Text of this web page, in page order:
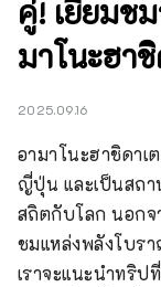
คู่! เยี่ยมช
มาโนะฮา
2025.09.16
อามาโนะฮาชิดาเ
ญี่ปุ่น และเป็นสถา
สถิตกับโลก นอกจ
ชมแหล่งพลังโบร
เราจะแนะนำทริป